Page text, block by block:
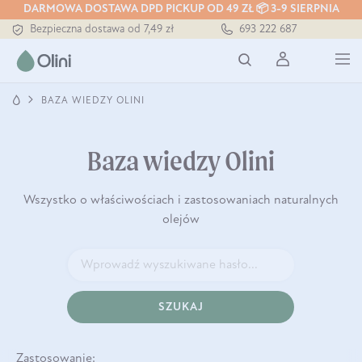
DARMOWA DOSTAWA DPD PICKUP OD 49 ZŁ 📦 3-9 SIERPNIA
Bezpieczna dostawa od 7,49 zł
Darmowa dostawa od 199 zł
Tłoczony zawsze na zimno
693 222 687
BAZA WIEDZY OLINI
Baza wiedzy Olini
Wszystko o właściwościach i zastosowaniach naturalnych
olejów
SZUKAJ
Zastosowanie: